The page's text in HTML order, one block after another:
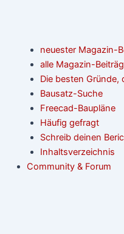
neuester Magazin-
alle Magazin-
Die besten Gründe,
Bausatz-Suche
Freecad-Baupläne
Häufig gefragt
Schreib deinen
Inhaltsverzeichnis
Community & Forum